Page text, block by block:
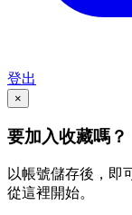
登出
×
要加入收藏嗎？
以帳號儲存後，即
從這裡開始。